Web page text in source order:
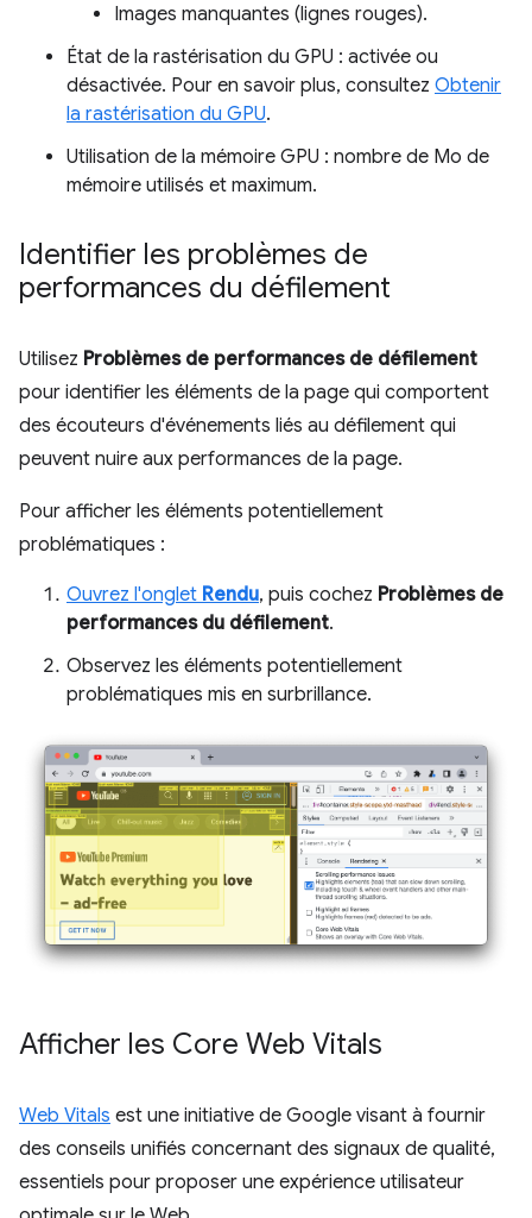
Images manquantes (lignes rouges).
État de la rastérisation du GPU : activée ou
désactivée. Pour en savoir plus, consultez Obtenir
la rastérisation du GPU.
Utilisation de la mémoire GPU : nombre de Mo de
mémoire utilisés et maximum.
Identifier les problèmes de
performances du défilement
Utilisez Problèmes de performances de défilement
pour identifier les éléments de la page qui comportent
des écouteurs d'événements liés au défilement qui
peuvent nuire aux performances de la page.
Pour afficher les éléments potentiellement
problématiques :
Ouvrez l'onglet Rendu, puis cochez Problèmes de
performances du défilement.
Observez les éléments potentiellement
problématiques mis en surbrillance.
Afficher les Core Web Vitals
Web Vitals est une initiative de Google visant à fournir
des conseils unifiés concernant des signaux de qualité,
essentiels pour proposer une expérience utilisateur